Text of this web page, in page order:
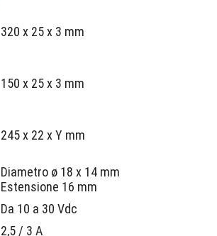
320 x 25 x 3 mm
150 x 25 x 3 mm
245 x 22 x Y mm
Diametro ø 18 x 14 mm
Estensione 16 mm
Da 10 a 30 Vdc
2,5 / 3 A